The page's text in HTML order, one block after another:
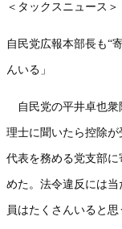
＜タックスニュース＞
自民党広報本部長も“
んいる」
自民党の平井卓也衆
理士に聞いたら控除
代表を務める党支部
めた。法令違反には
員はたくさんいると